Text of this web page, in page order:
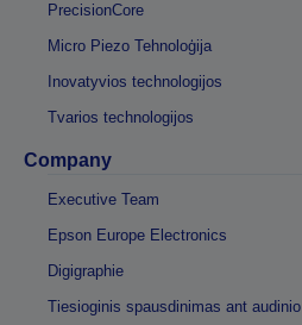
PrecisionCore
Micro Piezo Tehnoloģija
Inovatyvios technologijos
Tvarios technologijos
Company
Executive Team
Epson Europe Electronics
Digigraphie
Tiesioginis spausdinimas ant audinio